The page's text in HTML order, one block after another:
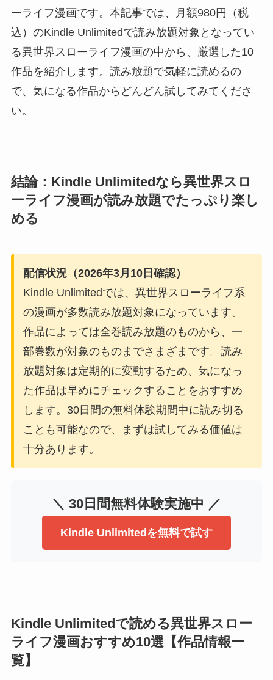
ーライフ漫画です。本記事では、月額980円（税
込）のKindle Unlimitedで読み放題対象となってい
る異世界スローライフ漫画の中から、厳選した10
作品を紹介します。読み放題で気軽に読めるの
で、気になる作品からどんどん試してみてくださ
い。
結論：Kindle Unlimitedなら異世界スロ
ーライフ漫画が読み放題でたっぷり楽し
める
配信状況（2026年3月10日確認）
Kindle Unlimitedでは、異世界スローライフ系
の漫画が多数読み放題対象になっています。
作品によっては全巻読み放題のものから、一
部巻数が対象のものまでさまざまです。読み
放題対象は定期的に変動するため、気になっ
た作品は早めにチェックすることをおすすめ
します。30日間の無料体験期間中に読み切る
ことも可能なので、まずは試してみる価値は
十分あります。
＼ 30日間無料体験実施中 ／
Kindle Unlimitedを無料で試す
Kindle Unlimitedで読める異世界スロー
ライフ漫画おすすめ10選【作品情報一
覧】